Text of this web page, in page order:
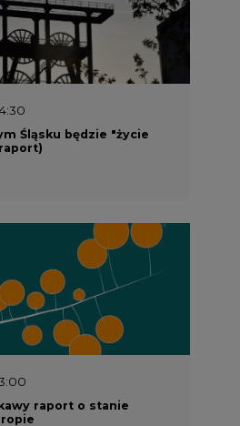
Śląsku będzie "życie
raport o stanie